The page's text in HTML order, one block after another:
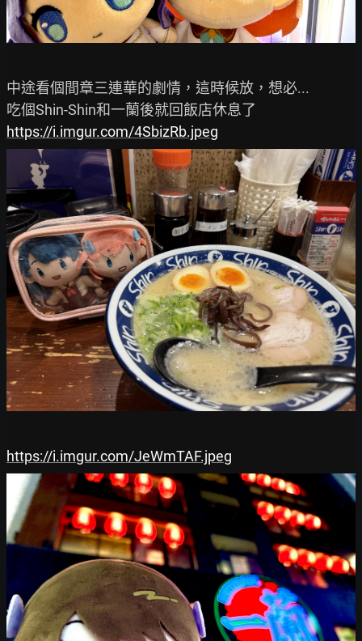
中途看個間章三連華的劇情，這時候放，想必...
https://i.imgur.com/4SbizRb.jpeg
https://i.imgur.com/JeWmTAF.jpeg